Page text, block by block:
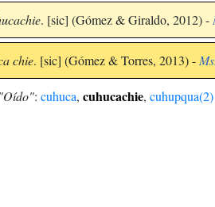
. [sic] (Gómez & Giraldo, 2012) -
chie. [sic] (Gómez & Torres, 2013) -
:cuhuca,cuhucachie,cuhupqua(2)